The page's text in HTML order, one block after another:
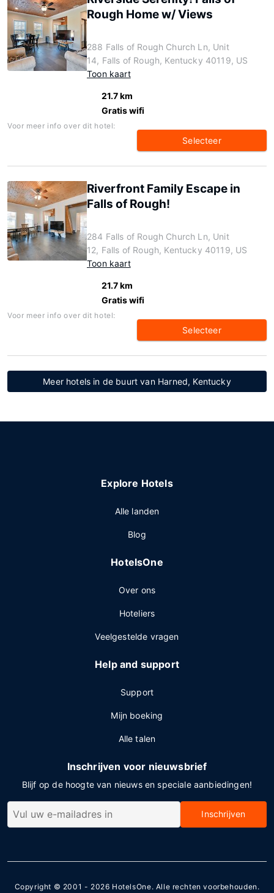
Rough Home w/ Views
288 Falls of Rough Church Ln, Unit
14, Falls of Rough, Kentucky 40119, US
Toon kaart
21.7 km
Gratis wifi
Voor meer info over dit hotel:
Selecteer
Riverfront Family Escape in
Falls of Rough!
284 Falls of Rough Church Ln, Unit
12, Falls of Rough, Kentucky 40119, US
Toon kaart
21.7 km
Gratis wifi
Voor meer info over dit hotel:
Selecteer
Meer hotels in de buurt van Harned, Kentucky
Explore Hotels
Alle landen
Blog
HotelsOne
Over ons
Hoteliers
Veelgestelde vragen
Help and support
Support
Mijn boeking
Alle talen
Inschrijven voor nieuwsbrief
Blijf op de hoogte van nieuws en speciale aanbiedingen!
Inschrijven
Copyright © 2001 - 2026 HotelsOne. Alle rechten voorbehouden.